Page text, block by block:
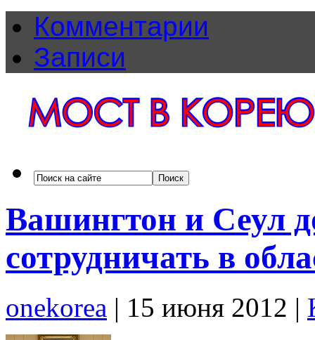
Комментарии
Записи
Вашингтон и Сеул
сотрудничать в
onekorea | 15 июня 2012 |